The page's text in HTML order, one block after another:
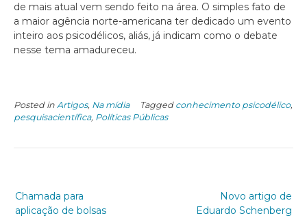
de mais atual vem sendo feito na área. O simples fato de
a maior agência norte-americana ter dedicado um evento
inteiro aos psicodélicos, aliás, já indicam como o debate
nesse tema amadureceu.
Posted in Artigos, Na mídia Tagged conhecimento psicodélico,
pesquisacientífica, Políticas Públicas
Novo artigo de
Eduardo Schenberg
Chamada para
aplicação de bolsas